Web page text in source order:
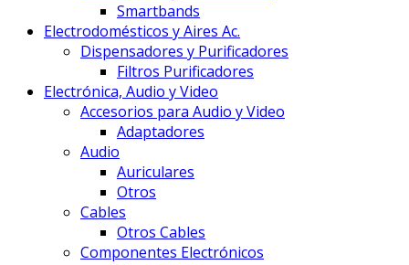
Smartbands
Electrodomésticos y Aires Ac.
Dispensadores y Purificadores
Filtros Purificadores
Electrónica, Audio y Video
Accesorios para Audio y Video
Adaptadores
Audio
Auriculares
Otros
Cables
Otros Cables
Componentes Electrónicos